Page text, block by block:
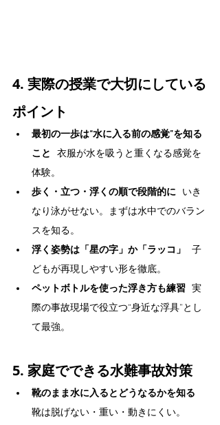
4. 実際の授業で大切にしている
ポイント
最初の一歩は“水に入る前の感覚”を知る
こと
衣服が水を吸うと重くなる感覚を
体験。
歩く・立つ・浮くの順で段階的に いき
なり泳がせない。まずは水中でのバラン
スを知る。
浮く姿勢は「星の字」か「ラッコ」
子
どもが再現しやすい形を徹底。
ペットボトルを使った浮き方も練習 実
際の事故現場で役立つ“身近な浮具”とし
て最強。
5. 家庭でできる水難事故対策
靴のまま水に入るとどうなるかを知る
靴は脱げない・重い・動きにくい。